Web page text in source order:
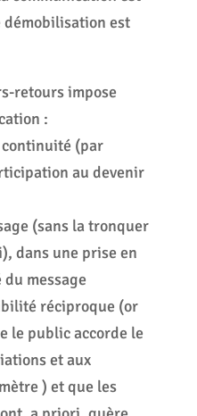
est
retours impose
:
continuité (par
au devenir
(sans la tronquer
dans une prise en
message
réciproque (or
le public accorde le
et aux
) et que les